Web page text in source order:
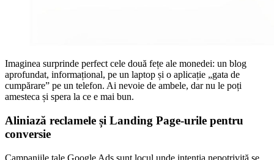
Imaginea surprinde perfect cele două fețe ale monedei: un blog
aprofundat, informațional, pe un laptop și o aplicație „gata de
cumpărare” pe un telefon. Ai nevoie de ambele, dar nu le poți
amesteca și spera la ce e mai bun.
Aliniază reclamele și Landing Page-urile pentru
conversie
Campaniile tale Google Ads sunt locul unde intenția nepotrivită se